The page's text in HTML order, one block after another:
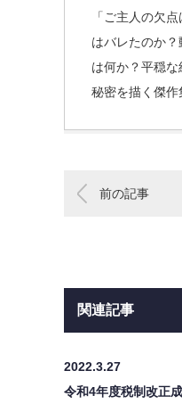
「ご主人の欠
はバレたのか
は何か？平穏
秘密を描く傑作
前の記事
関連記事
2022.3.27
令和4年度税制改正